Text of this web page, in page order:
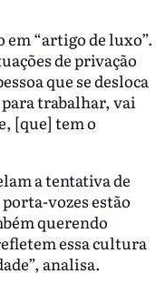
em “artigo de luxo”.
de privação
que se desloca
trabalhar, vai
[que] tem o
a tentativa de
vozes estão
querendo
essa cultura
analisa.